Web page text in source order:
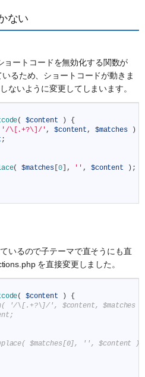
ない
ートコードを無効化する関数が
るため、ショートコードが動きま
ないように変更してしまいます。
( $content )
{
'/\[.+?\]/' , $content , $matches )
;
( $matches [0] , '' , $content ) ;
いるので子テーマで直そうにも直
を直接変更しました。
( $content )
{
'/\[.+?\]/', $content, $matches
$matches[0], '', $content );